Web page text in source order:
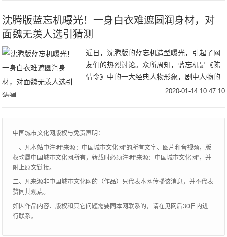
沈腾版蓝忘机曝光！一身白衣难遮圆润身材，对
面魏无羡人选引猜测
近日，沈腾版的蓝忘机造型曝光，引起了网
友们的热烈讨论。众所周知，蓝忘机是《陈
情令》中的一大经典人物形象，剧中人物的
形象及装扮都深受众人喜爱，模仿者更是比
2020-01-14 10:47:10
中国城市文化网版权与免责声明：
一、凡本站中注明“来源：中国城市文化网”的所有文字、图片和音视频，版
权均属中国城市文化网所有，转载时必须注明“来源：中国城市文化网”，并
附上原文链接。
二、凡来源非中国城市文化网的（作品）只代表本网传播该消息，并不代表
赞同其观点。
如因作品内容、版权和其它问题需要同本网联系的，请在见网后30日内进
行联系。